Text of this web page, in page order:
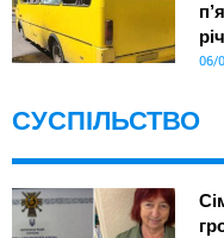
06/
СУСПІЛЬСТВО